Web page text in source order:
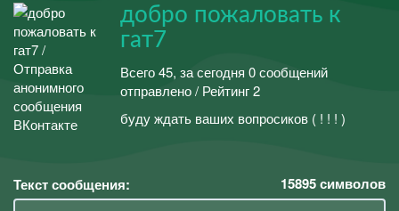
добро пожаловать к
гат7
Всего 45, за сегодня 0 сообщений
отправлено / Рейтинг 2
буду ждать ваших вопросиков ( ! ! ! )
Текст сообщения: 15895символов